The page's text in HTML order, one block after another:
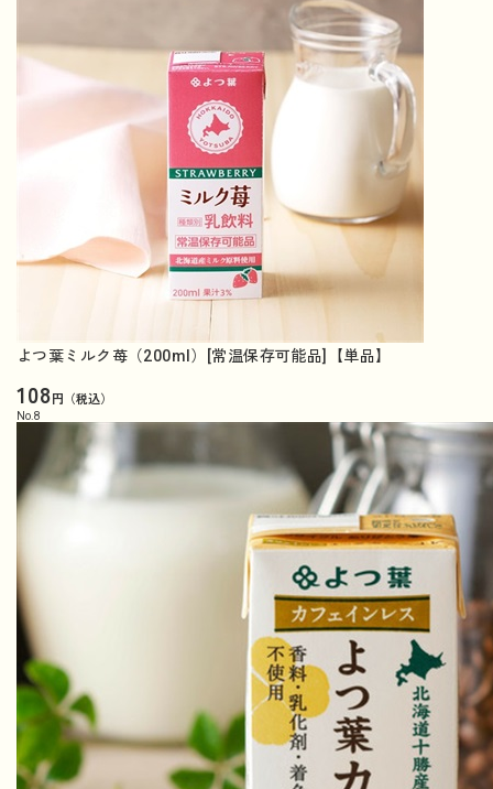
よつ葉ミルク苺（200ml）[常温保存可能品]【単品】
108円（税込）
No. 8